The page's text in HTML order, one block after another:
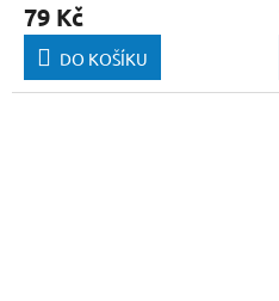
79 Kč
DO KOŠÍKU